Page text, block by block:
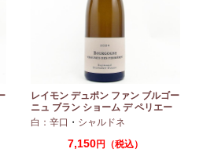
シャルドネ
レイモン デュポン ファン ブルゴー
ニュ ブラン ショーム デ ペリエー
ル 2024 750ml
白：辛口 ・ シャルドネ
7,150円（税込）